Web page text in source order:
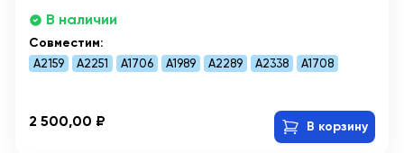
В наличии
Совместим:
A2159 A2251 A1706 A1989 A2289 A2338 A1708
2 500,00 ₽ В корзину